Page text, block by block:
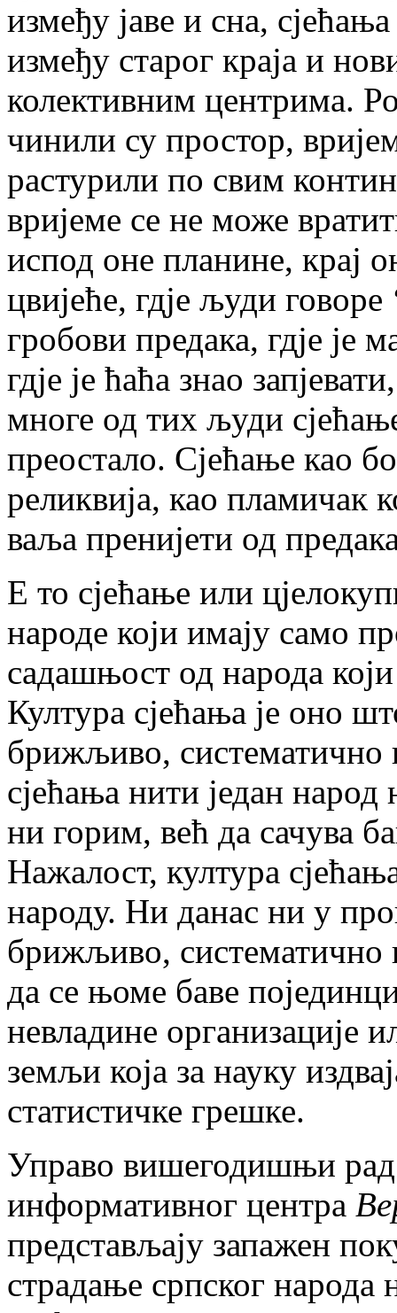
између јаве и сна,
између старог краја и
колективним центрима.
чинили су простор,
растурили по свим
вријеме се не може
испод оне планине, крај
цвијеће, гдје људи говоре
гробови предака, гдје је
гдје је ћаћа знао
многе од тих људи
преостало. Сјећање као
реликвија, као пламичак
ваља пренијети од
Е то сјећање или
народе који имају само
садашњост од народа
Култура сјећања је оно
брижљиво, систематично
сјећања нити један
ни горим, већ да сачува
Нажалост, култура
народу. Ни данас ни у
брижљиво, систематично
да се њоме баве
невладине организације
земљи која за науку
статистичке грешке.
Управо вишегодишњи
информативног центра
представљају запажен
страдање српског народа